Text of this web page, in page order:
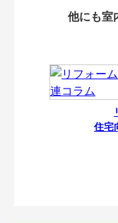
他にも室
住宅